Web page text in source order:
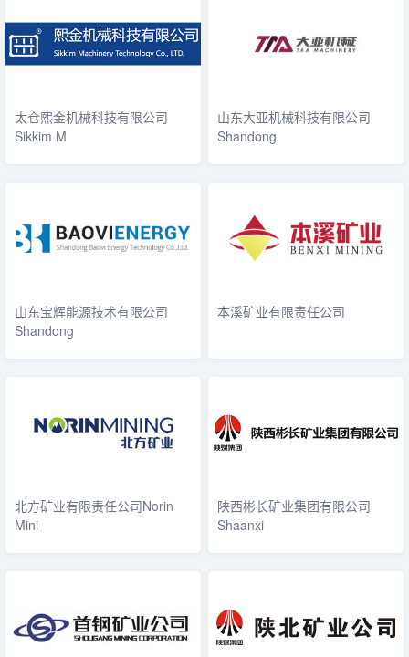
太仓熙金机械科技有限公司
Sikkim M
山东大亚机械科技有限公司
Shandong
山东宝辉能源技术有限公司
Shandong
本溪矿业有限责任公司
北方矿业有限责任公司Norin
Mini
陕西彬长矿业集团有限公司
Shaanxi